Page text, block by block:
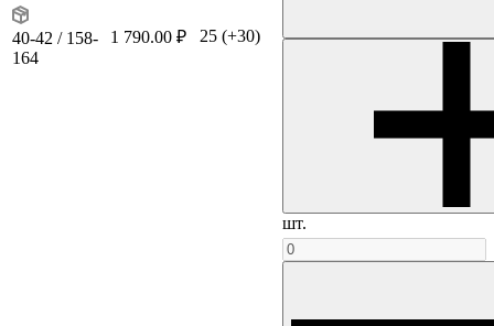
40-42 / 158-
164
1 790.00 ₽ 25 (+30)
шт.